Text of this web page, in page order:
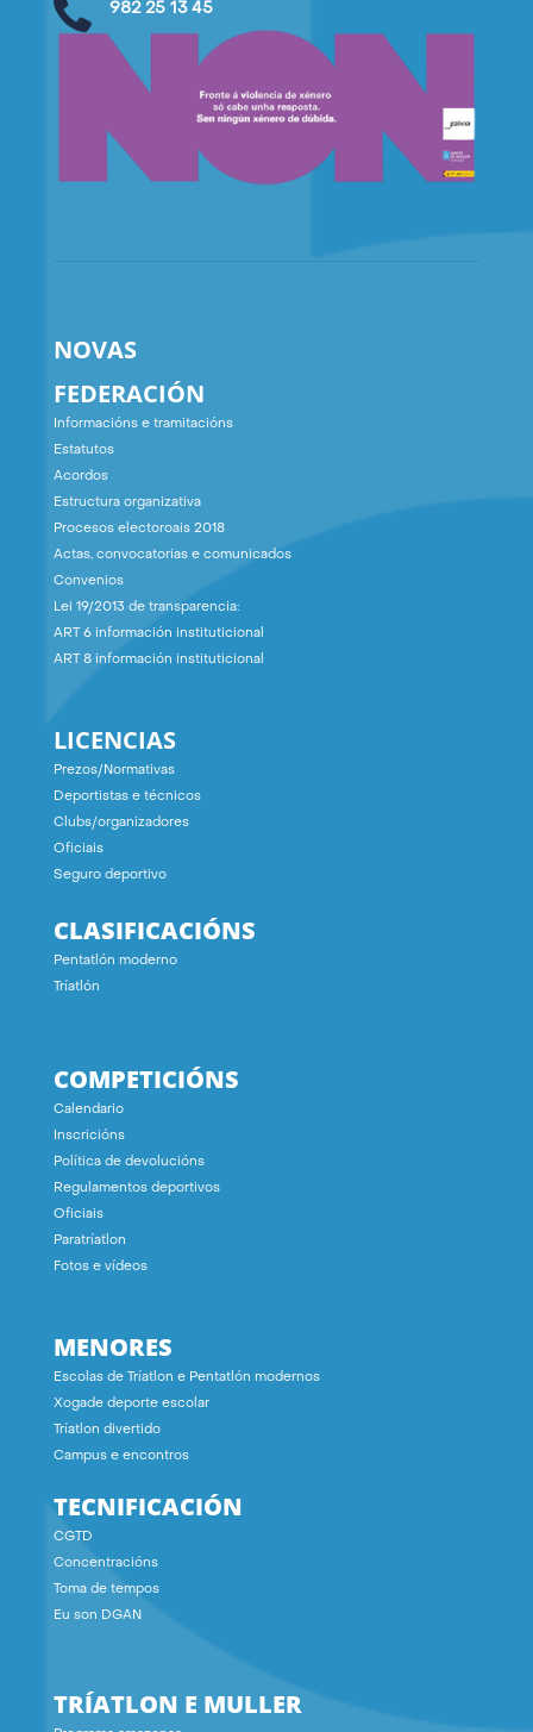
982 25 13 45
NOVAS
FEDERACIÓN
Informacións e tramitacións
Estatutos
Acordos
Estructura organizativa
Procesos electoroais 2018
Actas, convocatorias e comunicados
Convenios
Lei 19/2013 de transparencia:
ART 6 información instituticional
ART 8 información instituticional
LICENCIAS
Prezos/Normativas
Deportistas e técnicos
Clubs/organizadores
Oficiais
Seguro deportivo
CLASIFICACIÓNS
Pentatlón moderno
Tríatlón
COMPETICIÓNS
Calendario
Inscricións
Política de devolucións
Regulamentos deportivos
Oficiais
Paratríatlon
Fotos e vídeos
MENORES
Escolas de Tríatlon e Pentatlón modernos
Xogade deporte escolar
Tríatlon divertido
Campus e encontros
TECNIFICACIÓN
CGTD
Concentracións
Toma de tempos
Eu son DGAN
TRÍATLON E MULLER